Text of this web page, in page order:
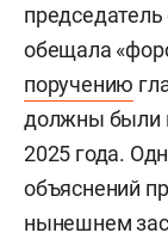
председатель
обещала
поручению
должны были
2025 года.
объяснений
нынешнем